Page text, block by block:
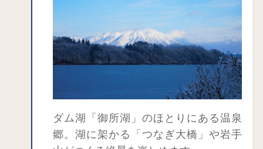
た馬産地特有の住居で、とても貴重な
もの。当時を偲ばせる農工具なども陳
列されており、昔にタイムスリップし
たような感覚を味わうことができま
ダム湖「御所湖」のほとりにある温泉
郷。湖に架かる「つなぎ大橋」や岩手